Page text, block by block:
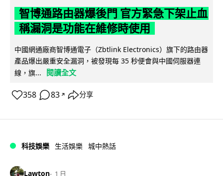
智博通路由器爆後門 官方緊急下架止血
稱漏洞是功能在維修時使用
中國網通廠商智博通電子（Zbtlink Electronics）旗下的路由器
產品爆出嚴重安全漏洞，被發現每 35 秒便會與中國伺服器連
線，旗...
閱讀全文
358 83 ↗ 分享
科技娛樂 生活娛樂 城中熱話
Lawton 1 日